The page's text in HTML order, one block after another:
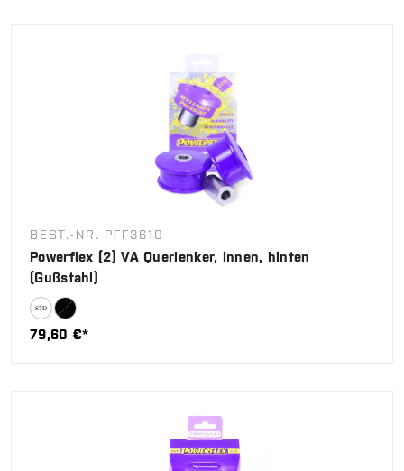
BEST.-NR. PFF3610
Powerflex (2) VA Querlenker, innen, hinten
(Gußstahl)
79,60 €*